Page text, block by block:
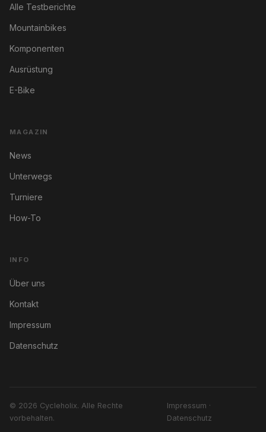
Alle Testberichte
Mountainbikes
Komponenten
Ausrüstung
E-Bike
MAGAZIN
News
Unterwegs
Turniere
How-To
INFO
Über uns
Kontakt
Impressum
Datenschutz
© 2026 Cycleholix. Alle Rechte
vorbehalten.
Impressum ·
Datenschutz